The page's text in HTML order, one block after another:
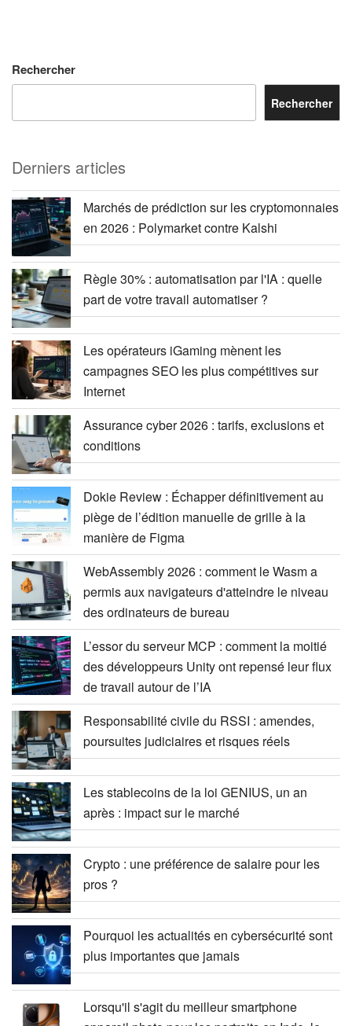
Rechercher
Rechercher
Derniers articles
Marchés de prédiction sur les cryptomonnaies
en 2026 : Polymarket contre Kalshi
Règle 30% : automatisation par l'IA : quelle
part de votre travail automatiser ?
Les opérateurs iGaming mènent les
campagnes SEO les plus compétitives sur
Internet
Assurance cyber 2026 : tarifs, exclusions et
conditions
Dokie Review : Échapper définitivement au
piège de l’édition manuelle de grille à la
manière de Figma
WebAssembly 2026 : comment le Wasm a
permis aux navigateurs d'atteindre le niveau
des ordinateurs de bureau
L’essor du serveur MCP : comment la moitié
des développeurs Unity ont repensé leur flux
de travail autour de l’IA
Responsabilité civile du RSSI : amendes,
poursuites judiciaires et risques réels
Les stablecoins de la loi GENIUS, un an
après : impact sur le marché
Crypto : une préférence de salaire pour les
pros ?
Pourquoi les actualités en cybersécurité sont
plus importantes que jamais
Lorsqu'il s'agit du meilleur smartphone